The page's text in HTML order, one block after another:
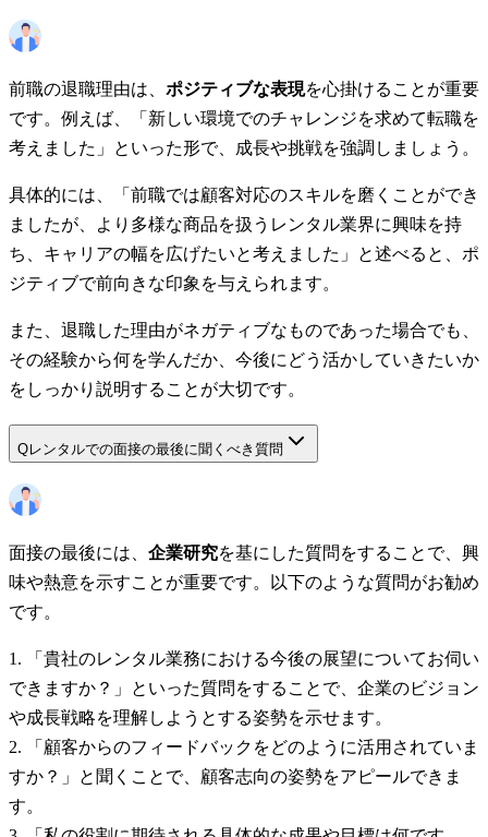
前職の退職理由は、 ポジティブな表現を心掛けることが重要
です。例えば、「新しい環境でのチャレンジを求めて転職を
考えました」といった形で、成長や挑戦を強調しましょう。
具体的には、「前職では顧客対応のスキルを磨くことができ
ましたが、より多様な商品を扱うレンタル業界に興味を持
ち、キャリアの幅を広げたいと考えました」と述べると、ポ
ジティブで前向きな印象を与えられます。
また、退職した理由がネガティブなものであった場合でも、
その経験から何を学んだか、今後にどう活かしていきたいか
をしっかり説明することが大切です。
Qレンタルでの面接の最後に聞くべき質問
面接の最後には、 企業研究を基にした質問をすることで、興
味や熱意を示すことが重要です。以下のような質問がお勧め
です。
「貴社のレンタル業務における今後の展望についてお伺い
できますか？」といった質問をすることで、企業のビジョン
や成長戦略を理解しようとする姿勢を示せます。
「顧客からのフィードバックをどのように活用されていま
すか？」と聞くことで、顧客志向の姿勢をアピールできま
す。